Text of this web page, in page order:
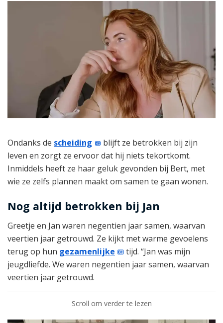
Ondanks de scheiding
blijft ze betrokken bij zijn
leven en zorgt ze ervoor dat hij niets tekortkomt.
Inmiddels heeft ze haar geluk gevonden bij Bert, met
wie ze zelfs plannen maakt om samen te gaan wonen.
Nog altijd betrokken bij Jan
Greetje en Jan waren negentien jaar samen, waarvan
veertien jaar getrouwd. Ze kijkt met warme gevoelens
terug op hun gezamenlijke
tijd. “Jan was mijn
jeugdliefde. We waren negentien jaar samen, waarvan
veertien jaar getrouwd.
Scroll om verder te lezen